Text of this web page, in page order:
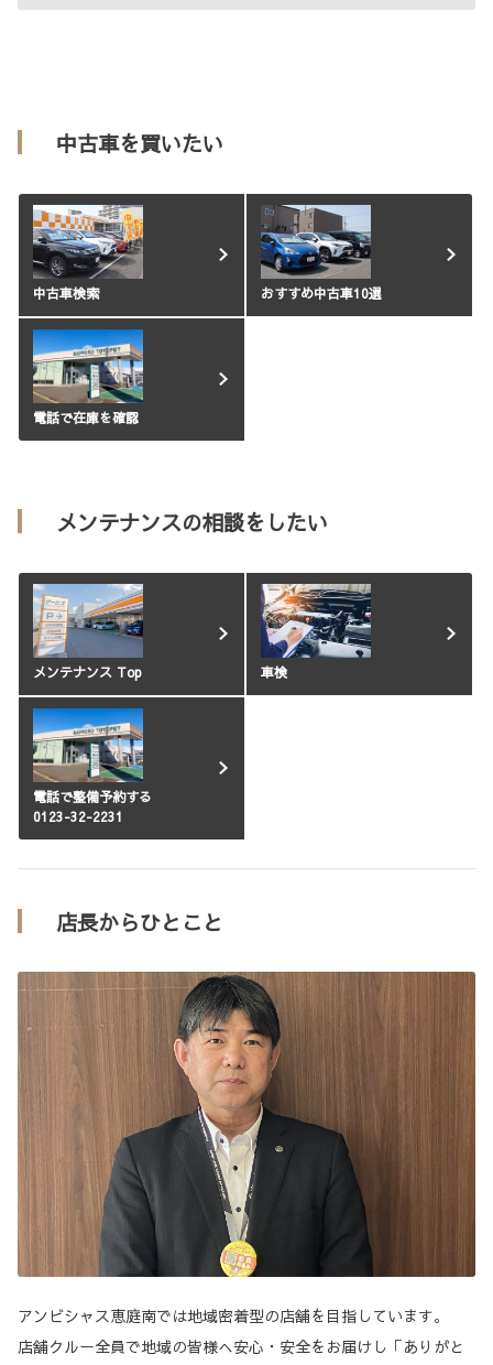
中古車を買いたい
中古車検索 おすすめ中古車10選
電話で在庫を確認
メンテナンスの相談をしたい
メンテナンス Top 車検
電話で整備予約する
0123-32-2231
店長からひとこと
アンビシャス恵庭南では地域密着型の店舗を目指しています。
店舗クルー全員で地域の皆様へ安心・安全をお届けし「ありがと